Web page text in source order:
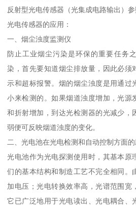
反射型光电传感器（光集成电路输出）参
光电传感器的应用：
一、烟尘浊度监测仪
防止工业烟尘污染是环保的重要任务
染，首先要知道烟尘排放量，因此必须
示和超标报警。烟的烟尘浊度是用通过
小来检测的。如果烟道浊度增加，光源
和折射增加，到达光检测器的光减少，
弱便可反映烟道浊度的变化。
二、光电池在光电检测和自动控制方面的
光电池作为光电探测使用时，其基本原
们的基本结构和制造工艺不完全相同。
加电压；光电转换效率高，光谱范围宽
它已广泛地用于光电读出、光电耦合、